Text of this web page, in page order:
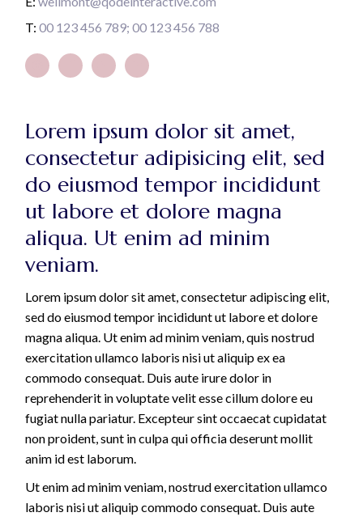
T: 00 123 456 789 00 123 456 788
Lorem ipsum dolor sit amet,
consectetur adipisicing elit, sed
do eiusmod tempor incididunt
ut labore et dolore magna
aliqua. Ut enim ad minim
veniam.
Lorem ipsum dolor sit amet, consectetur adipiscing elit,
sed do eiusmod tempor incididunt ut labore et dolore
magna aliqua. Ut enim ad minim veniam, quis nostrud
exercitation ullamco laboris nisi ut aliquip ex ea
commodo consequat. Duis aute irure dolor in
reprehenderit in voluptate velit esse cillum dolore eu
fugiat nulla pariatur. Excepteur sint occaecat cupidatat
non proident, sunt in culpa qui officia deserunt mollit
anim id est laborum.
Ut enim ad minim veniam, nostrud exercitation ullamco
laboris nisi ut aliquip commodo consequat. Duis aute